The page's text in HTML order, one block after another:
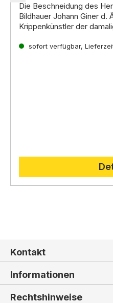
Die Beschneidung des
Bildhauer Johann Giner d.
Krippenkünstler der
sofort verfügbar,
Kontakt
Informationen
Rechtshinweise